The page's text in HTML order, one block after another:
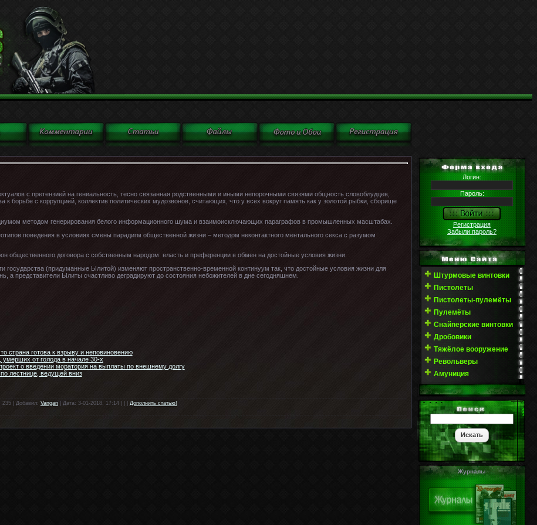
с претензией на гениальность, тесно связанная родственными и иными непорочными связями общность словоблудцев,
борьбе с коррупцией, коллектив политических мудозвонов, считающих, что у всех вокруг память как у золотой рыбки, сборище
методом генерирования белого информационного шума и взаимоисключающих параграфов в промышленных масштабах.
поведения в условиях смены парадигм общественной жизни – методом неконтактного ментального секса с разумом
общественного договора с собственным народом: власть и преференции в обмен на достойные условия жизни.
государства (придуманные Ылитой) изменяют пространственно-временной континуум так, что достойные условия жизни для
а представители Ылиты счастливо деградируют до состояния небожителей в дне сегодняшнем.
страна готова к взрыву и неповиновению
от голода в начале 30-х
о введении моратория на выплаты по внешнему долгу
лестнице, ведущей вниз
235 | Добавил: Vangan | Дата: 3-01-2018, 17:14 | | | Дополнить статью!
Логин:
Пароль:
Регистрация
Забыли пароль?
Штурмовые винтовки
Пистолеты
Пистолеты-пулемёты
Пулемёты
Снайперские винтовки
Дробовики
Тяжёлое вооружение
Револьверы
Амуниция
Журналы